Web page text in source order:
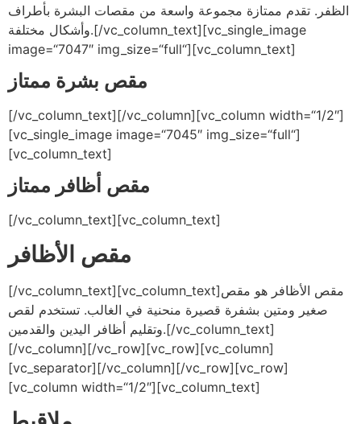
الظفر. تقدم ممتازة مجموعة واسعة من مقصات البشرة بأطراف
وأشكال مختلفة.[/vc_column_text][vc_single_image
image=“7047″ img_size=“full“][vc_column_text]
مقص بشرة ممتاز
[/vc_column_text][/vc_column][vc_column width=“1/2″]
[vc_single_image image=“7045″ img_size=“full“]
[vc_column_text]
مقص أظافر ممتاز
[/vc_column_text][vc_column_text]
مقص الأظافر
[/vc_column_text][vc_column_text]مقص الأظافر هو مقص
صغير ومتين بشفرة قصيرة منحنية في الغالب. تستخدم لقص
وتقليم أظافر اليدين والقدمين.[/vc_column_text]
[/vc_column][/vc_row][vc_row][vc_column]
[vc_separator][/vc_column][/vc_row][vc_row]
[vc_column width=“1/2″][vc_column_text]